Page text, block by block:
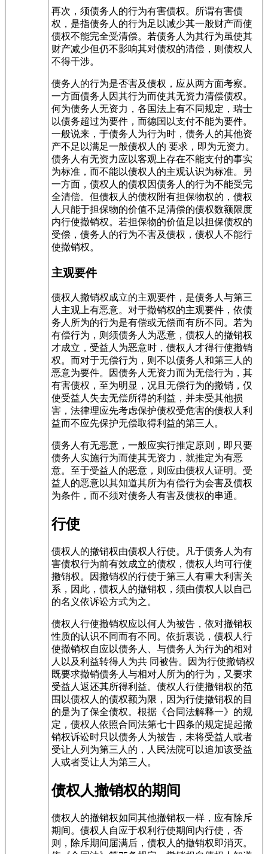
再次，须债务人的行为有害债权。所谓有害债
权，是指债务人的行为足以减少其一般财产而使
债权不能完全受清偿。若债务人为其行为虽使其
财产减少但仍不影响其对债权的清偿，则债权人
不得干涉。
债务人的行为是否害及债权，应从两方面考察。
一方面债务人因其行为而使其无资力清偿债权。
何为债务人无资力，各国法上有不同规定，瑞士
以债务超过为要件，而德国以支付不能为要件。
一般说来，于债务人为行为时，债务人的其他资
产不足以满足一般债权人的 要求，即为无资力。
债务人有无资力应以客观上存在不能支付的事实
为标准，而不能以债权人的主观认识为标准。另
一方面，债权人的债权因债务人的行为不能受完
全清偿。但债权人的债权附有担保物权的，债权
人只能于担保物的价值不足清偿的债权数额限度
内行使撤销权。若担保物的价值足以担保债权的
受偿，债务人的行为不害及债权，债权人不能行
使撤销权。
主观要件
债权人撤销权成立的主观要件，是债务人与第三
人主观上有恶意。对于撤销权的主观要件，依债
务人所为的行为是有偿或无偿而有所不同。若为
有偿行为，则须债务人为恶意，债权人的撤销权
才成立，受益人为恶意时，债权人才得行使撤销
权。而对于无偿行为，则不以债务人和第三人的
恶意为要件。因债务人无资力而为无偿行为，其
有害债权，至为明显，况且无偿行为的撤销，仅
使受益人失去无偿所得的利益，并未受其他损
害，法律理应先考虑保护债权受危害的债权人利
益而不应先保护无偿取得利益的第三人。
债务人有无恶意，一般应实行推定原则，即只要
债务人实施行为而使其无资力，就推定为有恶
意。至于受益人的恶意，则应由债权人证明。受
益人的恶意以其知道其所为有偿行为会害及债权
为条件，而不须对债务人有害及债权的串通。
行使
债权人的撤销权由债权人行使。凡于债务人为有
害债权行为前有效成立的债权，债权人均可行使
撤销权。因撤销权的行使于第三人有重大利害关
系，因此，债权人的撤销权，须由债权人以自己
的名义依诉讼方式为之。
债权人行使撤销权应以何人为被告，依对撤销权
性质的认识不同而有不同。依折衷说，债权人行
使撤销权自应以债务人、与债务人为行为的相对
人以及利益转得人为共 同被告。因为行使撤销权
既要求撤销债务人与相对人所为的行为，又要求
受益人返还其所得利益。债权人行使撤销权的范
围以债权人的债权额为限，因为行使撤销权的目
的是为了保全债权。根据《合同法解释一》的规
定，债权人依照合同法第七十四条的规定提起撤
销权诉讼时只以债务人为被告，未将受益人或者
受让人列为第三人的，人民法院可以追加该受益
人或者受让人为第三人。
债权人撤销权的期间
债权人的撤销权如同其他撤销权一样，应有除斥
期间。债权人自应于权利行使期间内行使，否
则，除斥期间届满后，债权人的撤销权即消灭。